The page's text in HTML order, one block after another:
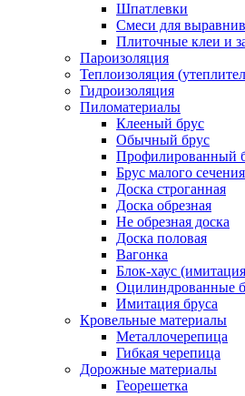
Шпатлевки
Смеси для
Плиточные клеи и
Пароизоляция
Теплоизоляция
Гидроизоляция
Пиломатериалы
Клееный брус
Обычный брус
Профилированный
Брус малого сечения
Доска строганная
Доска обрезная
Не обрезная доска
Доска половая
Вагонка
Блок-хаус
Оцилиндрованные
Имитация бруса
Кровельные материалы
Металлочерепица
Гибкая черепица
Дорожные материалы
Георешетка